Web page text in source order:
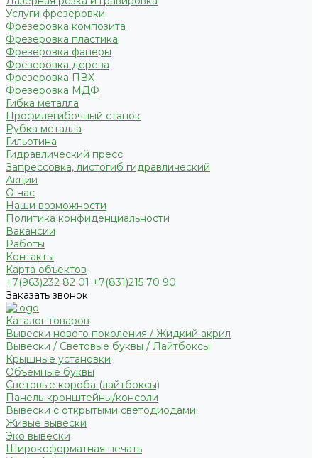
Услуги фрезеровки
Фрезеровка композита
Фрезеровка пластика
Фрезеровка фанеры
Фрезеровка дерева
Фрезеровка ПВХ
Фрезеровка МДФ
Гибка металла
Профилегибочный станок
Рубка металла
Гильотина
Гидравлический пресс
Запрессовка, листогиб гидравлический
Акции
О нас
Наши возможности
Политика конфиденциальности
Вакансии
Работы
Контакты
Карта объектов
+7(963)232 82 01 +7(831)215 70 90
Заказать звонок
Каталог товаров
Вывески нового поколения / Жидкий акрил
Вывески / Световые буквы / Лайтбоксы
Крышные установки
Объемные буквы
Световые короба (лайтбоксы)
Панель-кронштейны/консоли
Вывески с открытыми светодиодами
Живые вывески
Эко вывески
Широкоформатная печать